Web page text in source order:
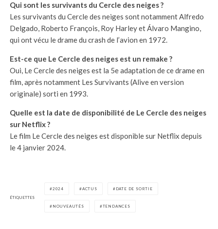
Qui sont les survivants du Cercle des neiges ?
Les survivants du Cercle des neiges sont notamment Alfredo
Delgado, Roberto François, Roy Harley et Álvaro Mangino,
qui ont vécu le drame du crash de l’avion en 1972.
Est-ce que Le Cercle des neiges est un remake ?
Oui, Le Cercle des neiges est la 5e adaptation de ce drame en
film, après notamment Les Survivants (Alive en version
originale) sorti en 1993.
Quelle est la date de disponibilité de Le Cercle des neiges
sur Netflix ?
Le film Le Cercle des neiges est disponible sur Netflix depuis
le 4 janvier 2024.
ÉTIQUETTES
2024 ACTUS DATE DE SORTIE
NOUVEAUTÉS TENDANCES